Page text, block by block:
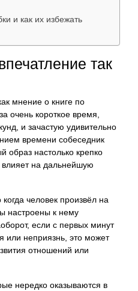
и как их избежать
так
мнение о книге по
очень короткое время,
и зачастую удивительно
времени собеседник
образ настолько крепко
влияет на дальнейшую
человек произвёл на
настроены к нему
если с первых минут
или неприязнь, это может
отношений или
нередко оказываются в